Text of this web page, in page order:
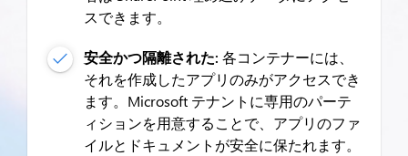
スできます。
安全かつ隔離された: 各コンテナーには、
それを作成したアプリのみがアクセスでき
ます。Microsoft テナントに専用のパーテ
ィションを用意することで、アプリのファ
イルとドキュメントが安全に保たれます。